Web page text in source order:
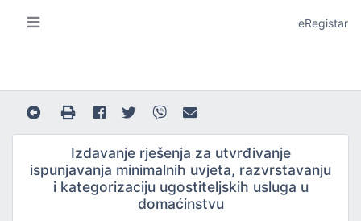
I LOKALNU SAMOUPRAVU
eRegistar
Izdavanje rješenja za utvrđivanje
ispunjavanja minimalnih uvjeta, razvrstavanju
i kategorizaciju ugostiteljskih usluga u
domaćinstvu